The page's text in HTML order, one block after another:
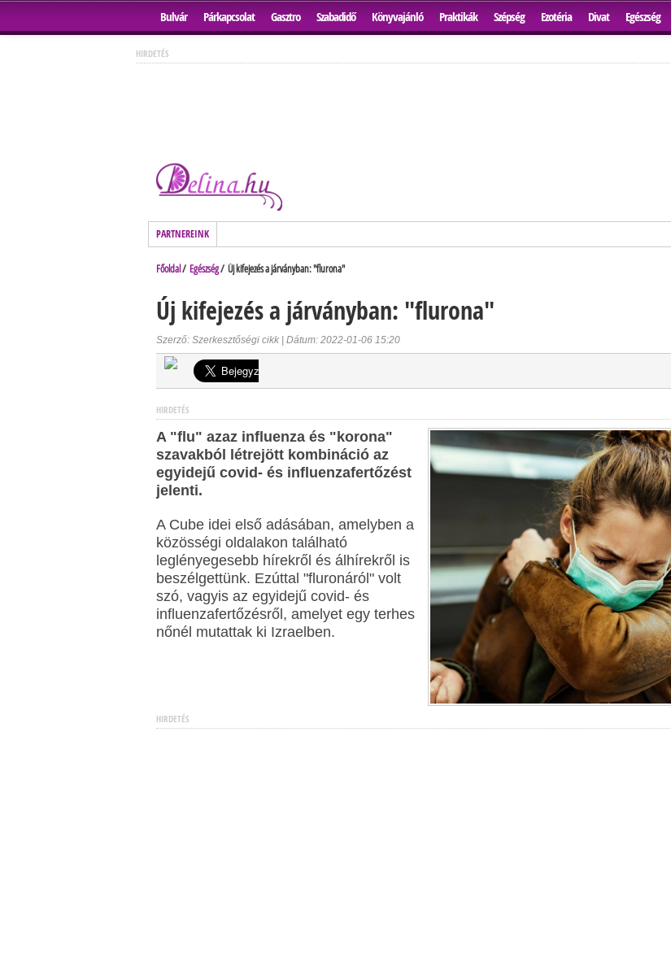
Bulvár Párkapcsolat Gasztro Szabadidő Könyvajánló Praktikák Szépség Ezotéria Divat Egészség
HIRDETÉS
PARTNEREINK
Főoldal/ Egészség/ Új kifejezés a járványban: "flurona"
Új kifejezés a járványban: "flurona"
Szerző: Szerkesztőségi cikk | Dátum: 2022-01-06 15:20
HIRDETÉS
A "flu" azaz influenza és "korona"
szavakból létrejött kombináció az
egyidejű covid- és influenzafertőzést
jelenti.
A Cube idei első adásában, amelyben a
közösségi oldalakon található
leglényegesebb hírekről és álhírekről is
beszélgettünk. Ezúttal "fluronáról" volt
szó, vagyis az egyidejű covid- és
influenzafertőzésről, amelyet egy terhes
nőnél mutattak ki Izraelben.
HIRDETÉS